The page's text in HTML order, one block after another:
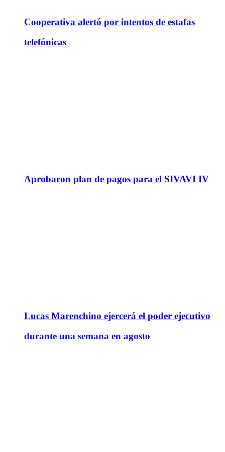
Cooperativa alertó por intentos de estafas
telefónicas
Aprobaron plan de pagos para el SIVAVI IV
Lucas Marenchino ejercerá el poder ejecutivo
durante una semana en agosto